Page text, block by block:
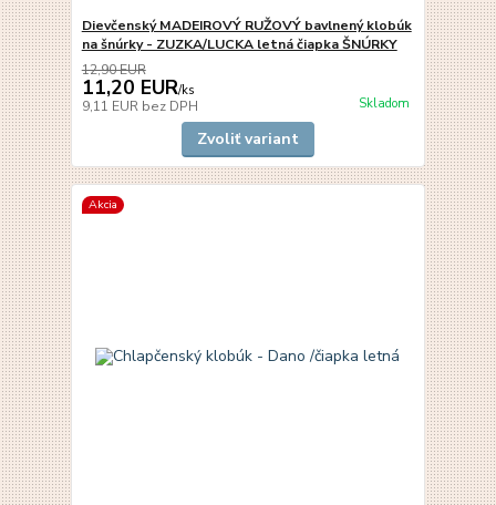
Dievčenský MADEIROVÝ RUŽOVÝ bavlnený klobúk
na šnúrky - ZUZKA/LUCKA letná čiapka ŠNÚRKY
12,90 EUR
11,20 EUR/ks
9,11 EUR bez DPH Skladom
Zvoliť variant
Akcia